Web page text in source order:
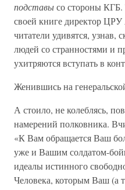
подставысо стороны КГБ.
своей книге директор
читатели удивятся, узнав,
людей со странностями и
ухитряются вступать в
Женившись на
А стоило, не колеблясь,
намерений полковника.
«К Вам обращается Ваш
уже и Вашим солдатом-
идеалы истинного
Человека, которым Ваш